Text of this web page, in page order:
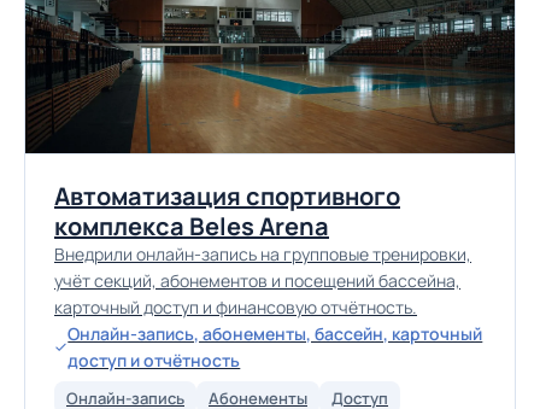
Автоматизация спортивного
комплекса Beles Arena
Внедрили онлайн-запись на групповые тренировки,
учёт секций, абонементов и посещений бассейна,
карточный доступ и финансовую отчётность.
Онлайн-запись, абонементы, бассейн, карточный
доступ и отчётность
Онлайн-запись Абонементы Доступ